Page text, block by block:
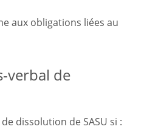
aux obligations liées au
verbal de
dissolution de SASU si :